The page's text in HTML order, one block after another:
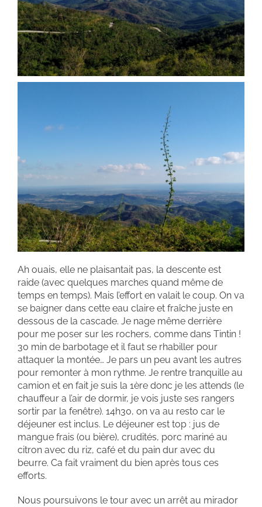
Ah ouais, elle ne plaisantait pas, la descente est
raide (avec quelques marches quand même de
temps en temps). Mais l’effort en valait le coup. On va
se baigner dans cette eau claire et fraîche juste en
dessous de la cascade. Je nage même derrière
pour me poser sur les rochers, comme dans Tintin !
30 min de barbotage et il faut se rhabiller pour
attaquer la montée… Je pars un peu avant les autres
pour remonter à mon rythme. Je rentre tranquille au
camion et en fait je suis la 1ère donc je les attends (le
chauffeur a l’air de dormir, je vois juste ses rangers
sortir par la fenêtre). 14h30, on va au resto car le
déjeuner est inclus. Le déjeuner est top : jus de
mangue frais (ou bière), crudités, porc mariné au
citron avec du riz, café et du pain dur avec du
beurre. Ca fait vraiment du bien après tous ces
efforts.
Nous poursuivons le tour avec un arrêt au mirador